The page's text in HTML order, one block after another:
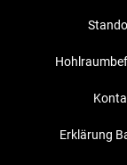
Erklärung